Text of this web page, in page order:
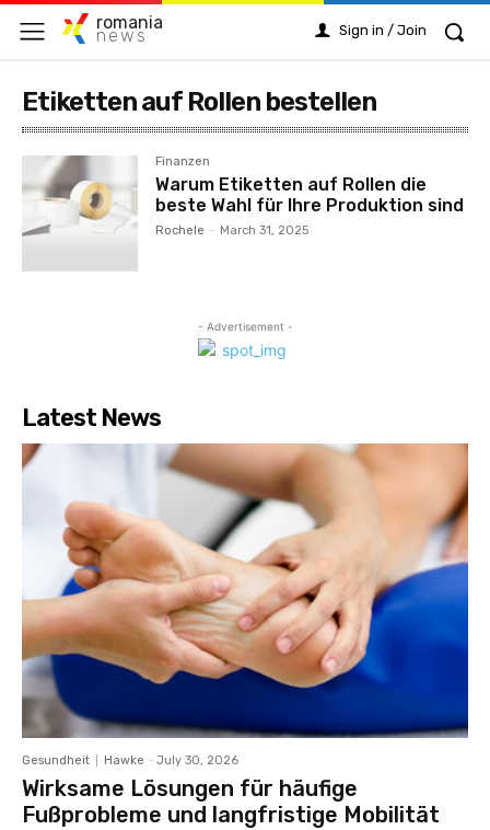
romania
news Sign in / Join
Etiketten auf Rollen bestellen
Finanzen
Warum Etiketten auf Rollen die
beste Wahl für Ihre Produktion sind
Rochele - March 31, 2025
- Advertisement -
Latest News
Gesundheit Hawke - July 30, 2026
Wirksame Lösungen für häufige
Fußprobleme und langfristige Mobilität